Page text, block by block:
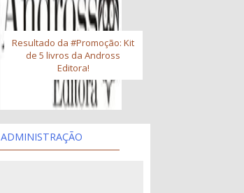
Resultado da #Promoção: Kit
de 5 livros da Andross
Editora!
ADMINISTRAÇÃO